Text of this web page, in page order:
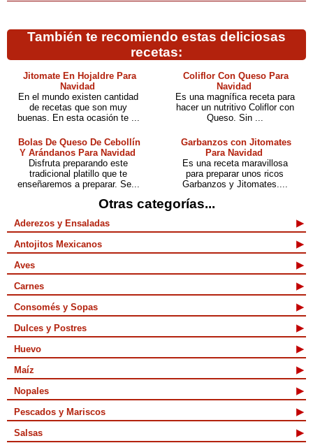
También te recomiendo estas deliciosas
recetas:
Jitomate En Hojaldre Para
Navidad
En el mundo existen cantidad
de recetas que son muy
buenas. En esta ocasión te ...
Coliflor Con Queso Para
Navidad
Es una magnífica receta para
hacer un nutritivo Coliflor con
Queso. Sin ...
Bolas De Queso De Cebollín
Y Arándanos Para Navidad
Disfruta preparando este
tradicional platillo que te
enseñaremos a preparar. Se...
Garbanzos con Jitomates
Para Navidad
Es una receta maravillosa
para preparar unos ricos
Garbanzos y Jitomates....
Otras categorías...
Aderezos y Ensaladas
Antojitos Mexicanos
Aves
Carnes
Consomés y Sopas
Dulces y Postres
Huevo
Maíz
Nopales
Pescados y Mariscos
Salsas